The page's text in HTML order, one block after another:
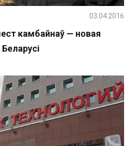
камбайнаў — новая
03.04.2016